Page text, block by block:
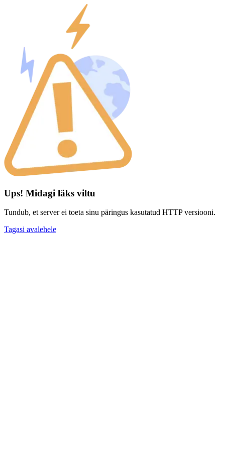
Ups! Midagi läks viltu
Tundub, et server ei toeta sinu päringus kasutatud HTTP versiooni.
Tagasi avalehele